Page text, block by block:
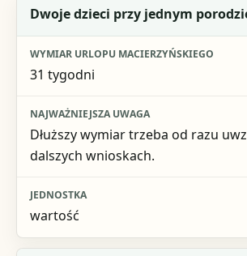
Dwoje dzieci przy jednym
31 tygodni
Dłuższy wymiar trzeba od razu
dalszych wnioskach.
wartość